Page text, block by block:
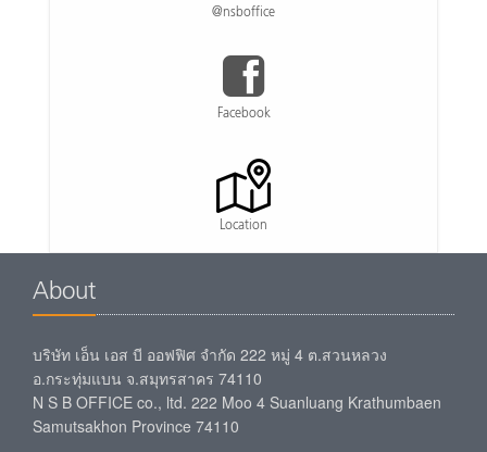
@nsboffice
Facebook
Location
About
บริษัท เอ็น เอส บี ออฟฟิศ จำกัด 222 หมู่ 4 ต.สวนหลวง
อ.กระทุ่มแบน จ.สมุทรสาคร 74110
N S B OFFICE co., ltd. 222 Moo 4 Suanluang Krathumbaen
Samutsakhon Province 74110